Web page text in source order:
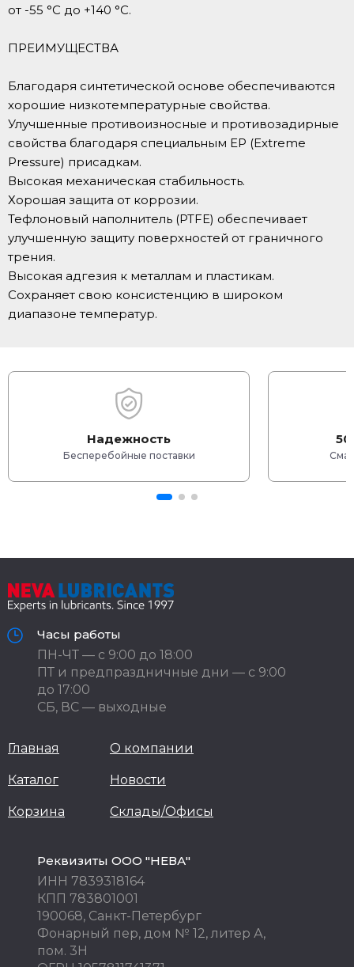
от -55 °C до +140 °С.
ПРЕИМУЩЕСТВА
Благодаря синтетической основе обеспечиваются
хорошие низкотемпературные свойства.
Улучшенные противоизносные и противозадирные
свойства благодаря специальным ЕР (Extreme
Pressure) присадкам.
Высокая механическая стабильность.
Хорошая защита от коррозии.
Тефлоновый наполнитель (PTFE) обеспечивает
улучшенную защиту поверхностей от граничного
трения.
Высокая адгезия к металлам и пластикам.
Сохраняет свою консистенцию в широком
диапазоне температур.
Надежность
Бесперебойные поставки
Часы работы
ПН-ЧТ — с 9:00 до 18:00
ПТ и предпраздничные дни — с 9:00
до 17:00
СБ, ВС — выходные
Главная
Каталог
Корзина
О компании
Новости
Склады/Офисы
Реквизиты ООО "НЕВА"
ИНН 7839318164
КПП 783801001
190068, Санкт-Петербург
Фонарный пер, дом № 12, литер А,
пом. 3Н